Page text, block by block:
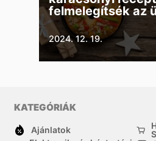
felmelegítsék az
2024. 12. 19.
KATEGÓRIÁK
Ajánlatok